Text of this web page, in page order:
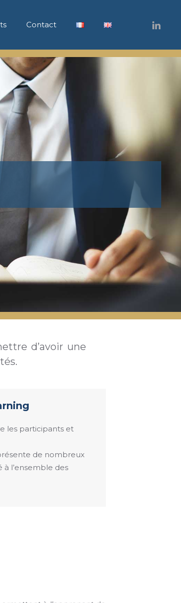
Contact
d’avoir une
les participants et
de nombreux
l’ensemble des